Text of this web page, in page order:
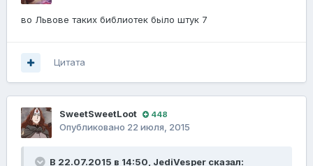
во Львове таких библиотек бьіло штук 7
Цитата
SweetSweetLoot 448
Опубликовано 22 июля, 2015
В 22.07.2015 в 14:50, JediVesper сказал: